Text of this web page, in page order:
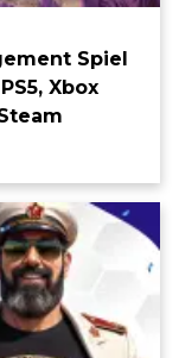
Spiel
Xbox